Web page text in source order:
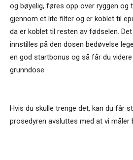
og bøyelig, føres opp over ryggen og
gjennom et lite filter og er koblet til
da er koblet til resten av fødselen.
innstilles på den dosen bedøvelse
en god startbonus og så får du
grunndose.
Hvis du skulle trenge det, kan du får
prosedyren avsluttes med at vi måler